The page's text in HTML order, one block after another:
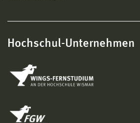
Hochschul-Unternehmen